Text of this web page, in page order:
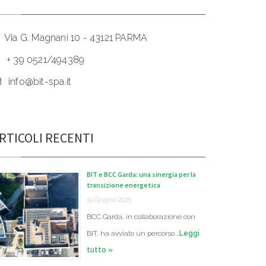
Via G. Magnani 10 - 43121 PARMA
+ 39 0521/494389
info@bit-spa.it
RECENTI
BIT e BCC Garda: una sinergia per la
transizione energetica
19 Giugno 2025
BCC Garda, in collaborazione con
BIT, ha avviato un percorso …Leggi
tutto »